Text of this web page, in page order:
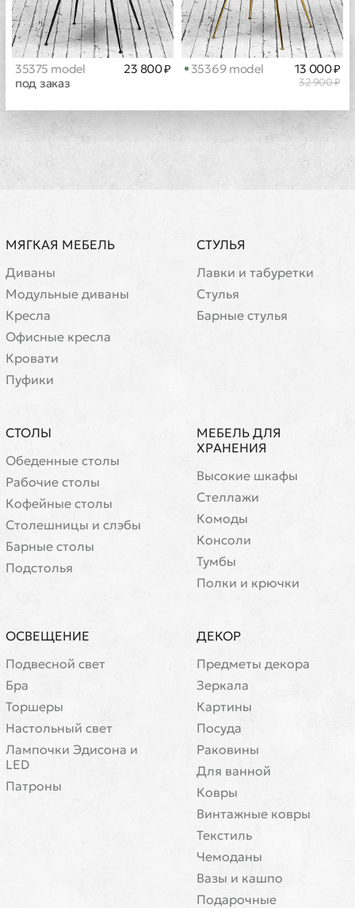
35375 model
под заказ
23 800 ₽ 35369 model
32 900 ₽
13 000 ₽
МЯГКАЯ МЕБЕЛЬ
Диваны
Модульные диваны
Кресла
Офисные кресла
Кровати
Пуфики
СТУЛЬЯ
Лавки и табуретки
Стулья
Барные стулья
СТОЛЫ
Обеденные столы
Рабочие столы
Кофейные столы
Cтолешницы и слэбы
Барные столы
Подстолья
МЕБЕЛЬ ДЛЯ
ХРАНЕНИЯ
Высокие шкафы
Стеллажи
Комоды
Консоли
Тумбы
Полки и крючки
ОСВЕЩЕНИЕ
Подвесной свет
Бра
Торшеры
Настольный свет
Лампочки Эдисона и
LED
Патроны
ДЕКОР
Предметы декора
Зеркала
Картины
Посуда
Раковины
Для ванной
Ковры
Винтажные ковры
Текстиль
Чемоданы
Вазы и кашпо
Подарочные